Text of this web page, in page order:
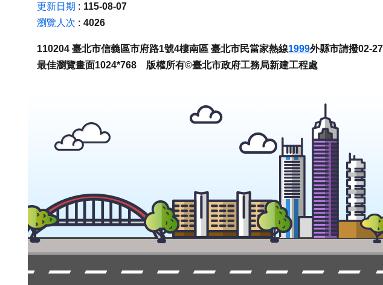
更新日期
115-08-07
瀏覽人次
4026
110204 臺北市信義區市府路1號4樓南區 臺北市民當家熱線1999外縣市請撥02-
最佳瀏覽畫面1024*768 版權所有©臺北市政府工務局新建工程處